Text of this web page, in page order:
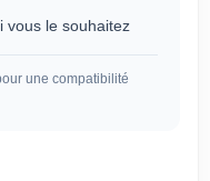
vous le souhaitez
une compatibilité